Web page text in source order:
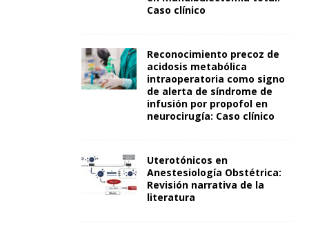
Caso clínico
Reconocimiento precoz de
acidosis metabólica
intraoperatoria como signo
de alerta de síndrome de
infusión por propofol en
neurocirugía: Caso clínico
Uterotónicos en
Anestesiología Obstétrica:
Revisión narrativa de la
literatura